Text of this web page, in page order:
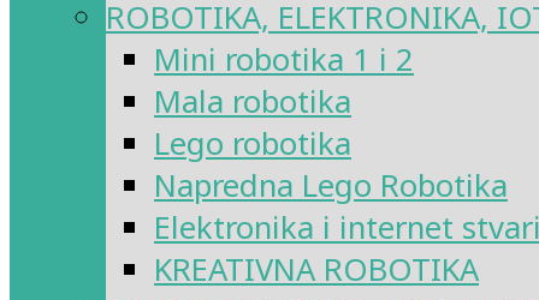
ROBOTIKA, ELEKTRONIKA,
Mini robotika 1 i 2
Mala robotika
Lego robotika
Napredna Lego Robotika
Elektronika i internet
KREATIVNA ROBOTIKA